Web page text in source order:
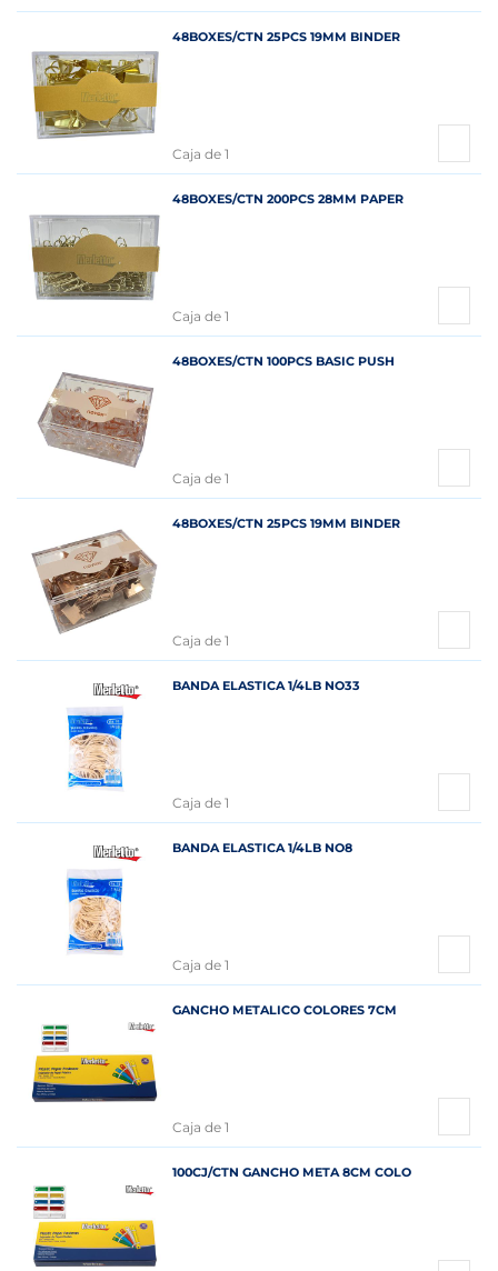
48BOXES/CTN 25PCS 19MM BINDER
Caja de 1
48BOXES/CTN 200PCS 28MM PAPER
Caja de 1
48BOXES/CTN 100PCS BASIC PUSH
Caja de 1
48BOXES/CTN 25PCS 19MM BINDER
Caja de 1
BANDA ELASTICA 1/4LB NO33
Caja de 1
BANDA ELASTICA 1/4LB NO8
Caja de 1
GANCHO METALICO COLORES 7CM
Caja de 1
100CJ/CTN GANCHO META 8CM COLO